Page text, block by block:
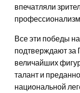
впечатляли
Все эти победы
подтверждают за
величайших
талант и
национальной